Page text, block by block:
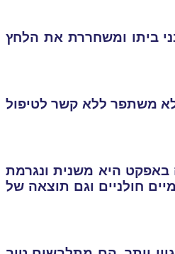
ביתו ומשחררת את הלחץ
משתפר ללא קשר לטיפול
באפקט היא משנית ונגרמת
חולניים וגם תוצאה של